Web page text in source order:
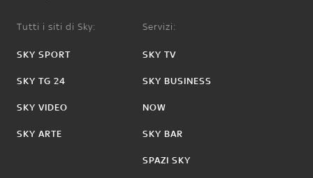
Tutti i siti di Sky:
SKY SPORT
SKY TG 24
SKY VIDEO
SKY ARTE
Servizi:
SKY TV
SKY BUSINESS
NOW
SKY BAR
SPAZI SKY